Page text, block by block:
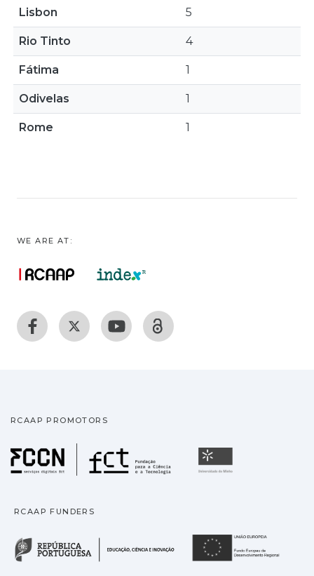
Lisbon 5
Rio Tinto 4
Fátima 1
Odivelas 1
Rome 1
WE ARE AT:
RCAAP PROMOTORS
Fundação para a
RCAAP FUNDERS
República Portuguesa